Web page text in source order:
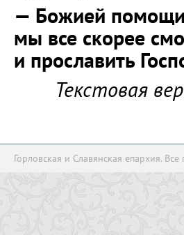
— Божией помощи
мы все скорее
и прославить
Текстовая
Горловская и Славянская епархия.